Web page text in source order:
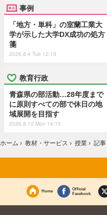
事例
「地方・単科」の室蘭工業大
学が示した大学DX成功の処方
箋
2026.8.4 Tue 12:15
教育行政
青森県の部活動…28年度まで
に原則すべての部で休日の地
域展開を目指す
2026.8.10 Mon 14:15
ホーム › 教材・サービス › 授業 › 記事
Home
Official
Facebook